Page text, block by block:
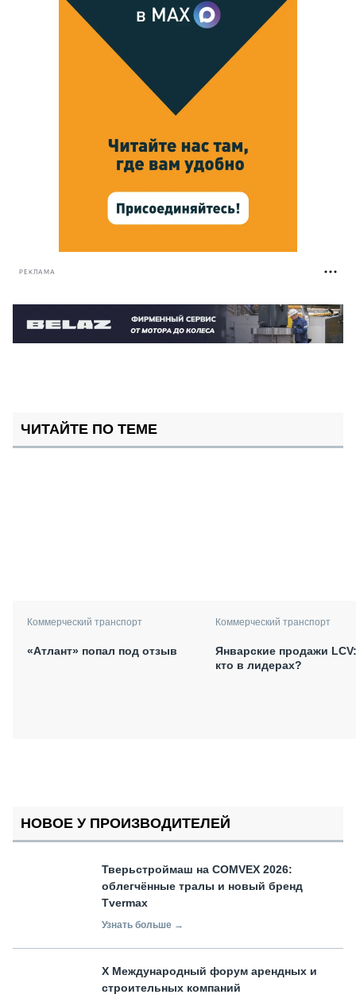
РЕКЛАМА
ЧИТАЙТЕ ПО ТЕМЕ
Коммерческий транспорт
«Атлант» попал под отзыв
Коммерческий транспорт
Январские продажи LCV:
кто в лидерах?
НОВОЕ У ПРОИЗВОДИТЕЛЕЙ
Тверьстроймаш на COMVEX 2026:
облегчённые тралы и новый бренд
Tvermax
Узнать больше →
X Международный форум арендных и
строительных компаний